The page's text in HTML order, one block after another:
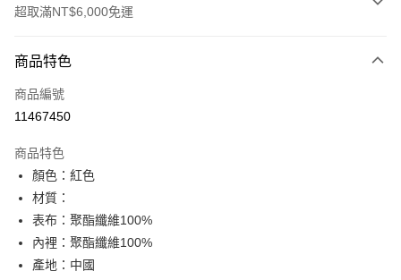
超取滿NT$6,000免運
信用卡一次付款
超商取貨付款
Apple Pay
ATM付款
運送方式
商品特色
商品編號
11467450
商品特色
顏色：紅色
材質：
表布：聚酯纖維100%
內裡：聚酯纖維100%
產地：中國